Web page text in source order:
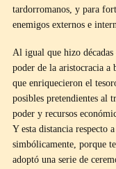
tardorromanos, y para
enemigos externos e
Al igual que hizo
poder de la aristocracia a
que enriquecieron el
posibles pretendientes al
poder y recursos
Y esta distancia respecto
simbólicamente, porque
adoptó una serie de